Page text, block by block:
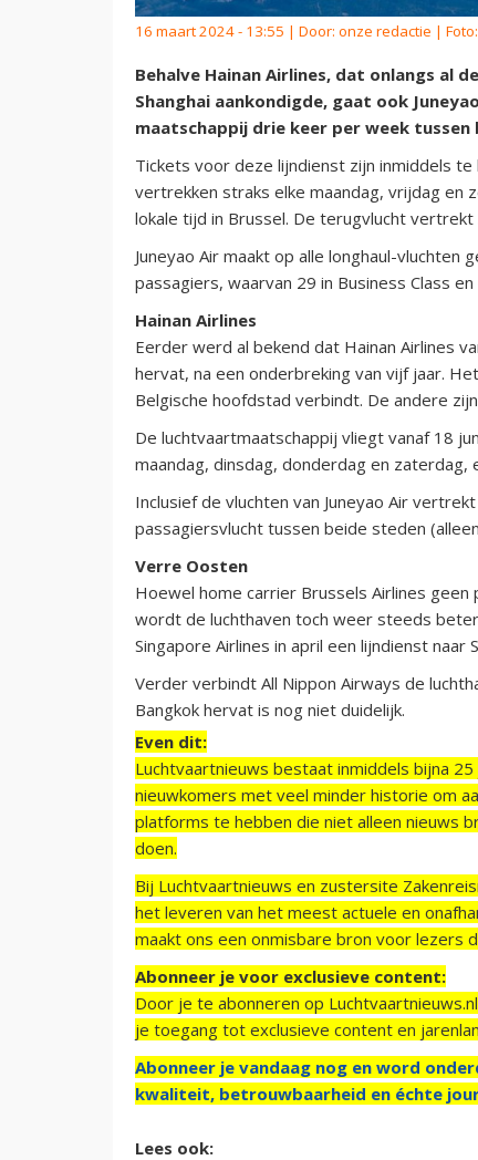
16 maart 2024 - 13:55 | Door: onze redactie |
Behalve Hainan Airlines, dat onlangs al
Shanghai aankondigde, gaat ook
maatschappij drie keer per week tussen
Tickets voor deze lijndienst zijn inmiddels
vertrekken straks elke maandag, vrijdag en
lokale tijd in Brussel. De terugvlucht
Juneyao Air maakt op alle longhaul-
passagiers, waarvan 29 in Business Class
Hainan Airlines
Eerder werd al bekend dat Hainan Airlines
hervat, na een onderbreking van vijf jaar.
Belgische hoofdstad verbindt. De andere
De luchtvaartmaatschappij vliegt vanaf 18
maandag, dinsdag, donderdag en
Inclusief de vluchten van Juneyao Air
passagiersvlucht tussen beide steden
Verre Oosten
Hoewel home carrier Brussels Airlines
wordt de luchthaven toch weer steeds
Singapore Airlines in april een lijndienst naar
Verder verbindt All Nippon Airways de
Bangkok hervat is nog niet duidelijk.
Even dit:
Luchtvaartnieuws bestaat inmiddels bijna
nieuwkomers met veel minder historie om
platforms te hebben die niet alleen nieuws
doen.
Bij Luchtvaartnieuws en zustersite
het leveren van het meest actuele en
maakt ons een onmisbare bron voor lezers
Abonneer je voor exclusieve content:
Door je te abonneren op
je toegang tot exclusieve content en
Abonneer je vandaag nog en word
kwaliteit, betrouwbaarheid en échte
Lees ook: